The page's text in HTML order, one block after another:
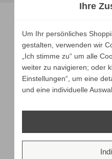
Ihre
Um Ihr persönliches
gestalten, verwenden wir
„Ich stimme zu“ um alle
weiter zu navigieren; oder
Einstellungen“, um eine
und eine individuelle